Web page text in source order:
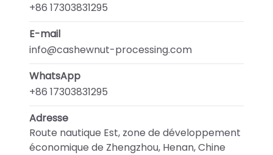
+86 17303831295
E-mail
info@cashewnut-processing.com
WhatsApp
+86 17303831295
Adresse
Route nautique Est, zone de développement
économique de Zhengzhou, Henan, Chine